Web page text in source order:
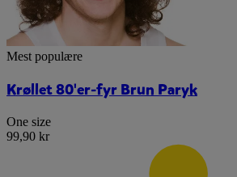
Mest populære
Krøllet 80'er-fyr Brun Paryk
One size
99,90 kr